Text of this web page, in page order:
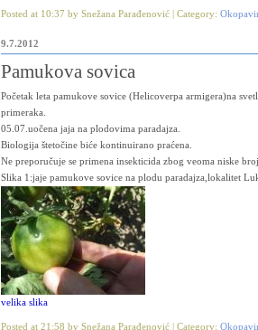
Posted at 10:37 by Snežana Parađenović | Category:
9.7.2012
Pamukova sovica
Početak leta pamukove sovice (Helicoverpa armigera)na
primeraka.
05.07.uočena jaja na plodovima paradajza.
Biologija štetočine biće kontinuirano praćena.
Ne preporučuje se primena insekticida zbog veoma niske
Slika 1:jaje pamukove sovice na plodu paradajza,lokalitet
velika slika
Posted at 21:58 by Snežana Parađenović | Category: